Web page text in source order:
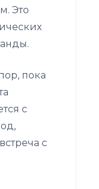
Это
пока
с
с